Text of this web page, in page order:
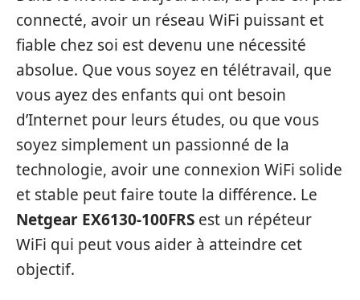
connecté, avoir un réseau WiFi puissant et
fiable chez soi est devenu une nécessité
absolue. Que vous soyez en télétravail, que
vous ayez des enfants qui ont besoin
d’Internet pour leurs études, ou que vous
soyez simplement un passionné de la
technologie, avoir une connexion WiFi solide
et stable peut faire toute la différence. Le
Netgear EX6130-100FRS est un répéteur
WiFi qui peut vous aider à atteindre cet
objectif.